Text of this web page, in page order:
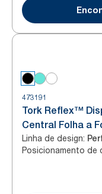
473191
Tork Reflex™
Central Folha a
Linha de design:
Posicionamento de